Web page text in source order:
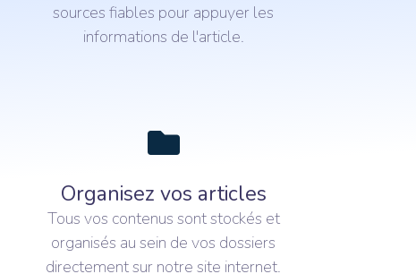
sources fiables pour appuyer les
informations de l'article.
Organisez vos articles
Tous vos contenus sont stockés et
organisés au sein de vos dossiers
directement sur notre site internet.